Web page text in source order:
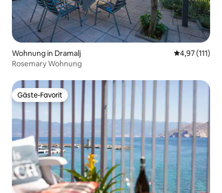
Wohnung in Dramalj
4,97 (111)
Rosemary Wohnung
Gäste-Favorit
Gäste-Favorit